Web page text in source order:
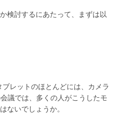
検討するにあたって、まずは以
レットのほとんどには、カメラ
議では、多くの人がこうしたモ
ないでしょうか。